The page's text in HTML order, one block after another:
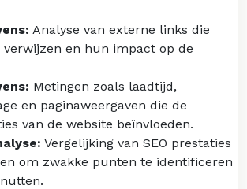
Analyse van externe links die
verwijzen en hun impact op de
Metingen zoals laadtijd,
en paginaweergaven die de
van de website beïnvloeden.
Vergelijking van SEO prestaties
om zwakke punten te identificeren